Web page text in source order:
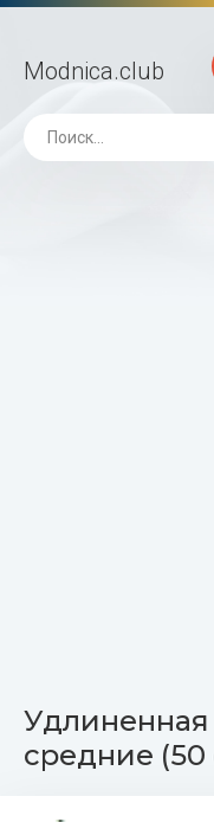
Modnica.club
Удлиненная
средние (50